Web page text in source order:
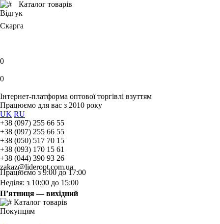
Каталог товарів
Відгук
Скарга
0
0
Інтернет-платформа оптової торгівлі взуттям
Працюємо для вас з 2010 року
UK RU
+38 (097) 255 66 55
+38 (097) 255 66 55
+38 (050) 517 70 15
+38 (093) 170 15 61
+38 (044) 390 93 26
zakaz@lideropt.com.ua
Працюємо з 9:00 до 17:00
Неділя: з 10:00 до 15:00
П’ятниця — вихідний
Каталог товарів
Покупцям